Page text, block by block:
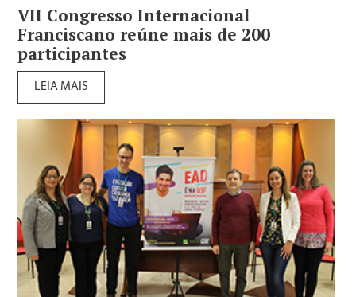
VII Congresso Internacional
Franciscano reúne mais de 200
participantes
LEIA MAIS